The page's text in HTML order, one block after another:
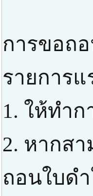
การขอถอ
รายการแ
1. ให้ทำก
2. หากสา
ถอนใบด